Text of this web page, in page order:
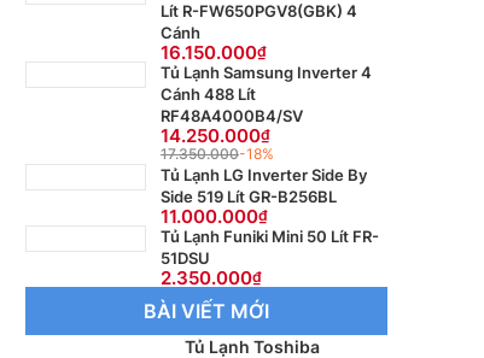
Lít R-FW650PGV8(GBK) 4
Cánh
16.150.000
Tủ Lạnh Samsung Inverter 4
Cánh 488 Lít
RF48A4000B4/SV
14.250.000
17.350.000-18%
Tủ Lạnh LG Inverter Side By
Side 519 Lít GR-B256BL
11.000.000
Tủ Lạnh Funiki Mini 50 Lít FR-
51DSU
2.350.000
BÀI VIẾT MỚI
Tủ Lạnh Toshiba